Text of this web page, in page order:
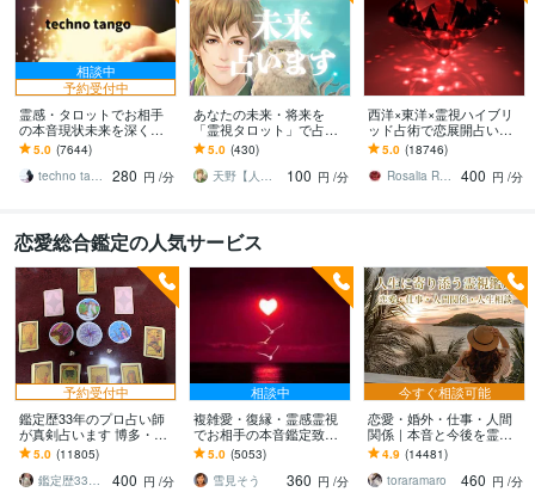
相談中
予約受付中
霊感・タロットでお相手
の本音現状未来を深く視
ます 恋愛・仕事・家族・
人間関係の本質を見抜き
スピード解決へ
5.0 (7644)
techno tango
280 円 /分
あなたの未来・将来を
「霊視タロット」で占い
ます 夢を実現するための
ガイド★あなたの運勢・
適正を知ろう！
5.0 (430)
天野【人生相談・霊感占い師あまの】
100 円 /分
西洋×東洋×霊視ハイブリ
ッド占術で恋展開占いま
す 恋の現状・進展❤️お相
手の本心に迫ります
5.0 (18746)
Rosalia Rubino
400 円 /分
恋愛総合鑑定の人気サービス
予約受付中
鑑定歴33年のプロ占い師
が真剣占います 博多・廓
屋の純血統占い祈願師
雷鳥
5.0 (11805)
鑑定歴33年のプロ占い師 雷鳥
400 円 /分
相談中
複雑愛・復縁・霊感霊視
でお相手の本音鑑定致し
ます 降りて来た言葉をそ
のままお伝えします。
5.0 (5053)
雪見そう
360 円 /分
今すぐ相談可能
恋愛・婚外・仕事・人間
関係｜本音と今後を霊視
ます 現実重視の鑑定｜本
質と今後の行動を具体的
にお伝えします
4.9 (14481)
toraramaro
460 円 /分